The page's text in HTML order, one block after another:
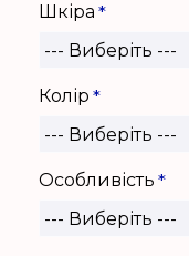
Шкіра
Колір
Особливість